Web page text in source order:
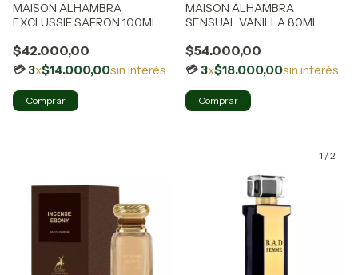
MAISON ALHAMBRA
EXCLUSSIF SAFRON 100ML
$42.000,00
3x$14.000,00sin interés
MAISON ALHAMBRA
SENSUAL VANILLA 80ML
$54.000,00
3x$18.000,00sin interés
1 /2